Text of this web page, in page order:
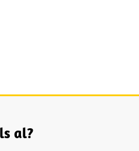
al?